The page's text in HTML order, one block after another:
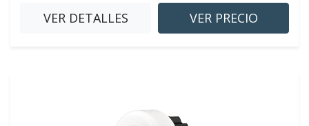
VER DETALLES VER PRECIO